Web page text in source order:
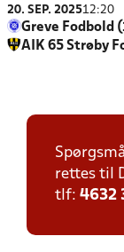
20. SEP. 202512:20
Greve Fodbold
AIK 65 Strøby
rettes til
tlf: 4632